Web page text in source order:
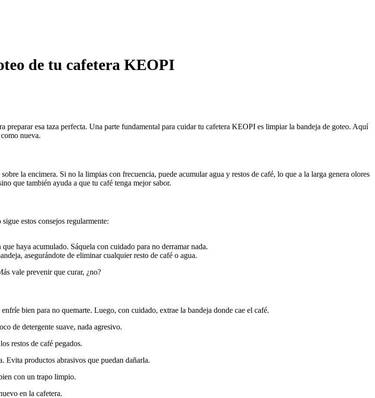
de tu cafetera KEOPI
preparar esa taza perfecta. Una parte fundamental para cuidar tu cafetera KEOPI es limpiar la bandeja de goteo. Aquí
nueva.
la encimera. Si no la limpias con frecuencia, puede acumular agua y restos de café, lo que a la larga genera olores
que también ayuda a que tu café tenga mejor sabor.
estos consejos regularmente:
haya acumulado. Sáquela con cuidado para no derramar nada.
asegurándote de eliminar cualquier resto de café o agua.
vale prevenir que curar, ¿no?
bien para no quemarte. Luego, con cuidado, extrae la bandeja donde cae el café.
de detergente suave, nada agresivo.
restos de café pegados.
Evita productos abrasivos que puedan dañarla.
con un trapo limpio.
en la cafetera.